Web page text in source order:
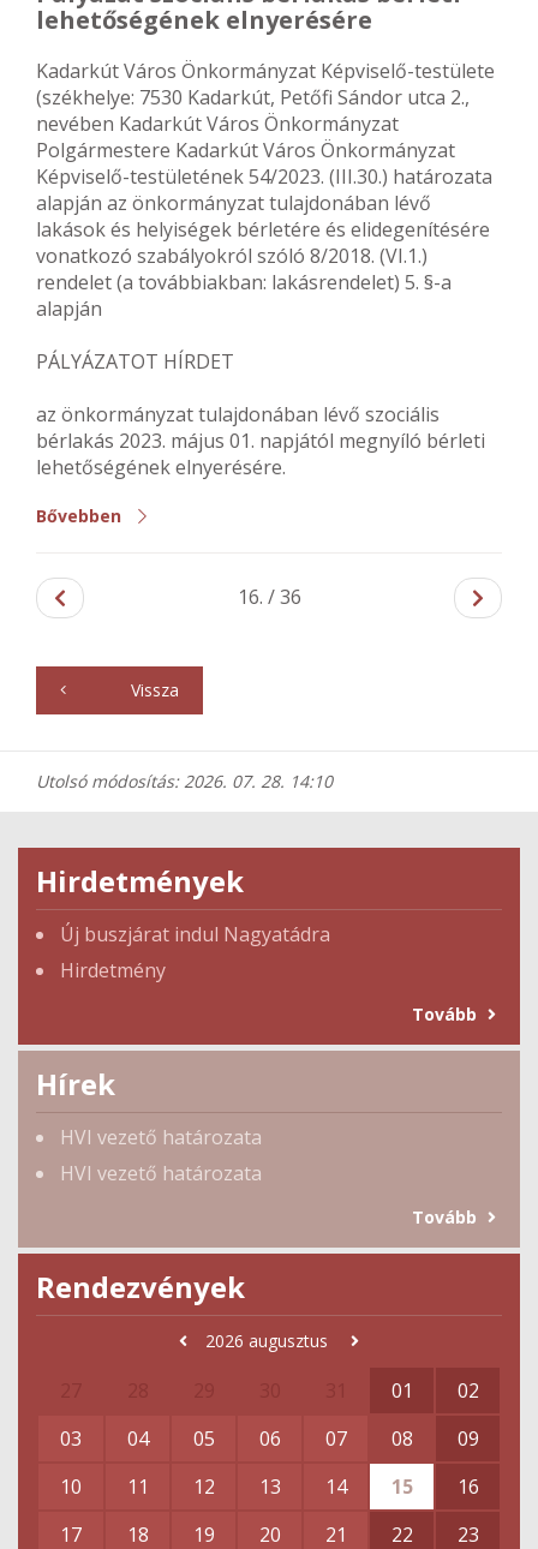
lehetőségének elnyerésére
Kadarkút Város Önkormányzat Képviselő-testülete
(székhelye: 7530 Kadarkút, Petőfi Sándor utca 2.,
nevében Kadarkút Város Önkormányzat
Polgármestere Kadarkút Város Önkormányzat
Képviselő-testületének 54/2023. (III.30.) határozata
alapján az önkormányzat tulajdonában lévő
lakások és helyiségek bérletére és elidegenítésére
vonatkozó szabályokról szóló 8/2018. (VI.1.)
rendelet (a továbbiakban: lakásrendelet) 5. §-a
alapján
PÁLYÁZATOT HÍRDET
az önkormányzat tulajdonában lévő szociális
bérlakás 2023. május 01. napjától megnyíló bérleti
lehetőségének elnyerésére.
Bővebben
16. / 36
Vissza
Utolsó módosítás: 2026. 07. 28. 14:10
Hirdetmények
Új buszjárat indul Nagyatádra
Hirdetmény
Tovább
Hírek
HVI vezető határozata
HVI vezető határozata
Tovább
Rendezvények
2026 augusztus
01
02
03
04 05 06 07 08
09
10
11 12 13 14 15
16
17
18 19 20 21 22
23